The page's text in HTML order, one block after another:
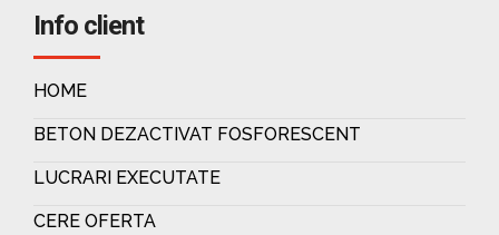
Info client
HOME
BETON DEZACTIVAT FOSFORESCENT
LUCRARI EXECUTATE
CERE OFERTA